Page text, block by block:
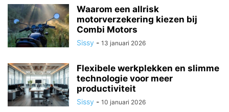
Waarom een allrisk
motorverzekering kiezen bij
Combi Motors
Sissy - 13 januari 2026
Flexibele werkplekken en slimme
technologie voor meer
productiviteit
Sissy - 10 januari 2026